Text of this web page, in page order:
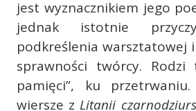
jest wyznacznikiem jego
jednak istotnie
podkreślenia warsztatowej
sprawności twórcy.
pamięci”, ku
wiersze z Litanii